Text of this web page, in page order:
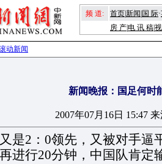
频 道: 首页新闻 国 际·
房 产电 讯 稿
动新闻
新闻晚报：国足何时
2007年07月16日 15:47
2：0领先，又被对手逼
进行20分钟，中国队肯